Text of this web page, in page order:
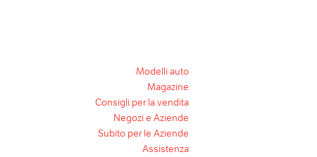
Modelli auto
Magazine
Consigli per la vendita
Negozi e Aziende
Subito per le Aziende
Assistenza